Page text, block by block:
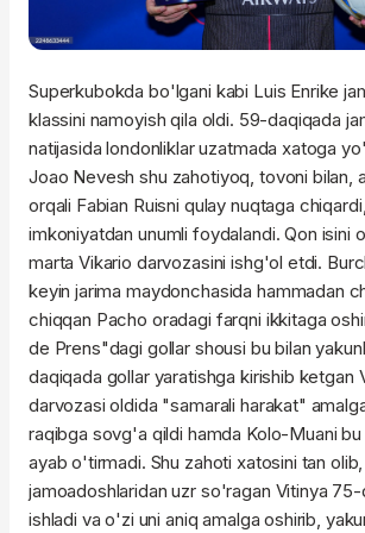
Superkubokda bo'lgani kabi Luis Enrike
klassini namoyish qila oldi. 59-daqiqada
natijasida londonliklar uzatmada xatoga
Joao Nevesh shu zahotiyoq, tovoni bilan,
orqali Fabian Ruisni qulay nuqtaga
imkoniyatdan unumli foydalandi. Qon isini
marta Vikario darvozasini ishg'ol etdi.
keyin jarima maydonchasida hammadan
chiqqan Pacho oradagi farqni ikkitaga
de Prens"dagi gollar shousi bu bilan
daqiqada gollar yaratishga kirishib ketgan
darvozasi oldida "samarali harakat"
raqibga sovg'a qildi hamda Kolo-Muani
ayab o'tirmadi. Shu zahoti xatosini tan olib,
jamoadoshlaridan uzr so'ragan Vitinya
ishladi va o'zi uni aniq amalga oshirib,